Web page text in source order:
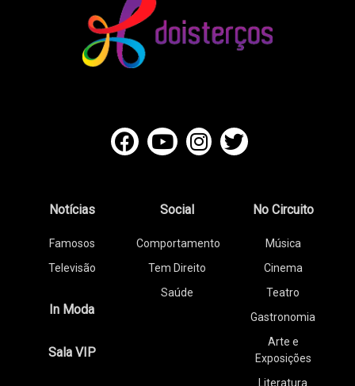
Notícias
Famosos
Televisão
In Moda
Sala VIP
Social
Comportamento
Tem Direito
Saúde
No Circuito
Música
Cinema
Teatro
Gastronomia
Arte e
Exposições
Literatura